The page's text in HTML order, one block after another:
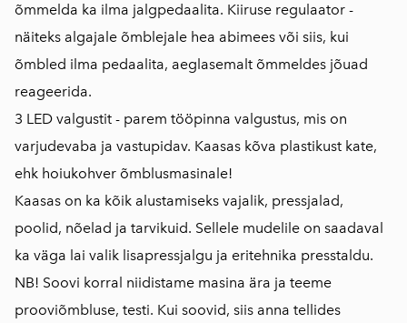
õmmelda ka ilma jalgpedaalita. Kiiruse regulaator -
näiteks algajale õmblejale hea abimees või siis, kui
õmbled ilma pedaalita, aeglasemalt õmmeldes jõuad
reageerida.
3 LED valgustit - parem tööpinna valgustus, mis on
varjudevaba ja vastupidav. Kaasas kõva plastikust kate,
ehk hoiukohver õmblusmasinale!
Kaasas on ka kõik alustamiseks vajalik, pressjalad,
poolid, nõelad ja tarvikuid. Sellele mudelile on saadaval
ka väga lai valik lisapressjalgu ja eritehnika presstaldu.
NB! Soovi korral niidistame masina ära ja teeme
prooviõmbluse, testi. Kui soovid, siis anna tellides